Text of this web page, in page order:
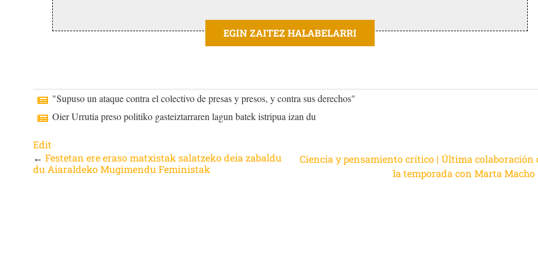
EGIN ZAITEZ HALABELARRI
"Supuso un ataque contra el colectivo de presas y presos, y contra sus derechos"
Oier Urrutia preso politiko gasteiztarraren lagun batek istripua izan du
Edit
←Festetan ere eraso matxistak salatzeko deia zabaldu
du Aiaraldeko Mugimendu Feministak
Ciencia y pensamiento crítico | Última colaboración
la temporada con Marta Macho